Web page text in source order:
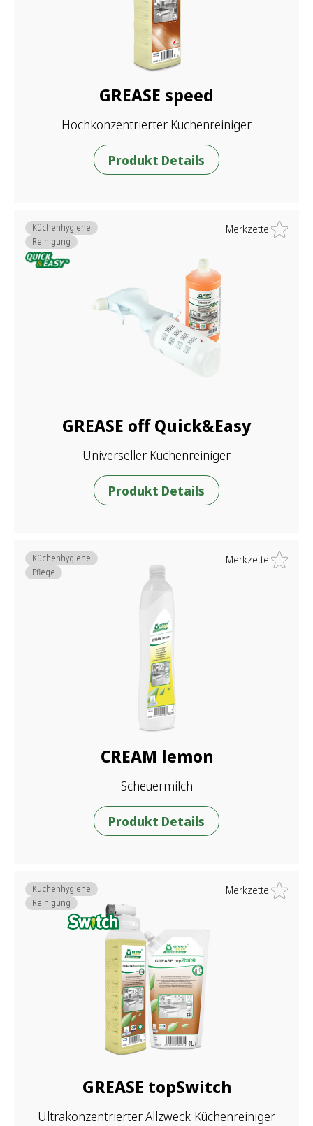
GREASE speed
Hochkonzentrierter Küchenreiniger
Produkt Details
Merkzettel
GREASE off Quick&Easy
Universeller Küchenreiniger
Küchenhygiene
Reinigung
Produkt Details
Merkzettel
CREAM lemon
Scheuermilch
Küchenhygiene
Pflege
Produkt Details
Merkzettel
GREASE topSwitch
Ultrakonzentrierter Allzweck-Küchenreiniger
Küchenhygiene
Reinigung